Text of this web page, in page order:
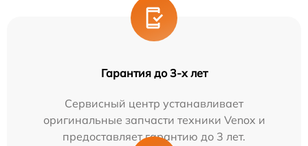
Гарантия до 3-х лет
Сервисный центр устанавливает
оригинальные запчасти техники Venox и
предоставляет гарантию до 3 лет.